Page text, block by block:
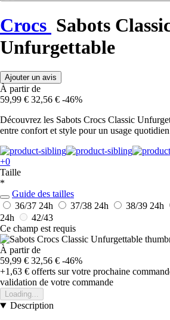
Crocs Sabots
Unfurgettable
Ajouter un avis
À partir de
59,99 € 32,56 € -46%
Découvrez les Sabots Crocs Classic
entre confort et style pour un usage
+0
Taille
*
Guide des tailles
36/37 24h 37/38 24h 38/39 24h
24h
42/43
Ce champ est requis
À partir de
59,99 € 32,56 € -46%
+1,63 € offerts sur votre prochaine
validation de votre commande
Loading...
Description